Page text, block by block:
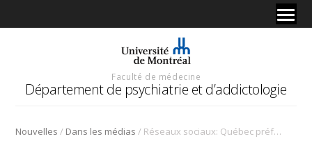
Faculté de médecine
Département de psychiatrie et d’addictologie
Nouvelles / Dans les médias / Réseaux sociaux: Québec préfère la responsabilisation à la légifération